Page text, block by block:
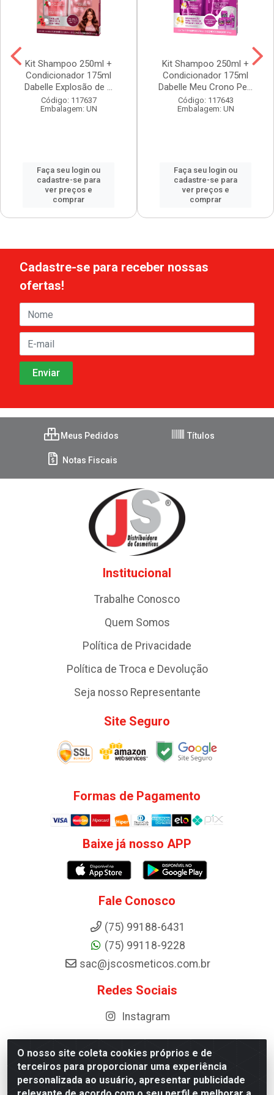
Kit Shampoo 250ml +
Condicionador 175ml
Dabelle Explosão de ...
Código: 117637
Embalagem: UN
Faça seu login ou
cadastre-se para
ver preços e
comprar
Kit Shampoo 250ml +
Condicionador 175ml
Dabelle Meu Crono Pe...
Código: 117643
Embalagem: UN
Faça seu login ou
cadastre-se para
ver preços e
comprar
O nosso site coleta cookies próprios e de
terceiros para proporcionar uma experiência
personalizada ao usuário, apresentar publicidade
Cadastre-se para receber nossas
ofertas!
Meus Pedidos Títulos
Notas Fiscais
Institucional
Trabalhe Conosco
Quem Somos
Política de Privacidade
Política de Troca e Devolução
Seja nosso Representante
Site Seguro
Formas de Pagamento
Baixe já nosso APP
Fale Conosco
(75) 99188-6431
(75) 99118-9228
sac@jscosmeticos.com.br
Redes Sociais
Instagram
Distribuidora de Cosméticos Antoneto LTDA - BA-052,
km 87 - Industrial, Ipirá - BA, 44600-000 - CNPJ
10.984.107/0001-75